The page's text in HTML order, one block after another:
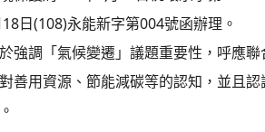
日(108)永能新字第004號函辦理。
強調「氣候變遷」議題重要性，呼應
善用資源、節能減碳等的認知，並且